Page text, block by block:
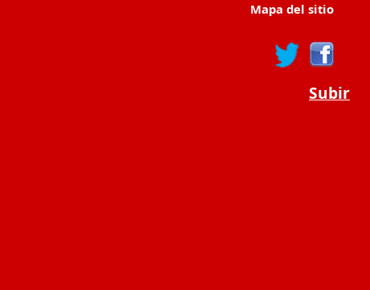
Mapa del sitio
Subir